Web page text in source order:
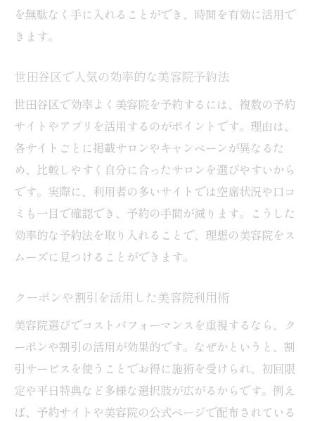
を無駄なく手に入れることができ、時間を有効に活用で
きます。
世田谷区で人気の効率的な美容院予約法
世田谷区で効率よく美容院を予約するには、複数の予約
サイトやアプリを活用するのがポイントです。理由は、
各サイトごとに掲載サロンやキャンペーンが異なるた
め、比較しやすく自分に合ったサロンを選びやすいから
です。実際に、利用者の多いサイトでは空席状況や口コ
ミも一目で確認でき、予約の手間が減ります。こうした
効率的な予約法を取り入れることで、理想の美容院をス
ムーズに見つけることができます。
クーポンや割引を活用した美容院利用術
美容院選びでコストパフォーマンスを重視するなら、ク
ーポンや割引の活用が効果的です。なぜかというと、割
引サービスを使うことでお得に施術を受けられ、初回限
定や平日特典など多様な選択肢が広がるからです。例え
ば、予約サイトや美容院の公式ページで配布されている